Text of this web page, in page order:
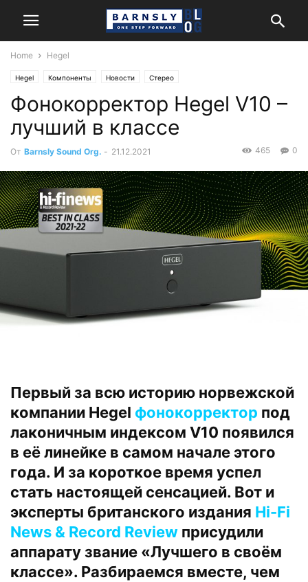
Home Hegel
Hegel Компоненты Новости Стерео
Фонокорректор Hegel V10 –
лучший в классе
От Barnsly Sound Org. - 21.12.2021 0
465
Первый за всю историю норвежской
компании Hegel фонокорректор под
лаконичным индексом V10 появился
в её линейке в самом начале этого
года. И за короткое время успел
стать настоящей сенсацией. Вот и
эксперты британского издания Hi-Fi
News & Record Review присудили
аппарату звание «Лучшего в своём
классе». Разбираемся вместе, чем